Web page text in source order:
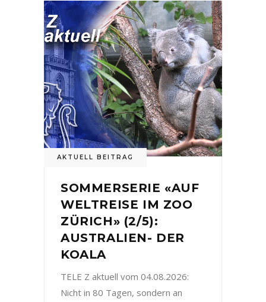
AKTUELL BEITRAG
SOMMERSERIE «AUF
WELTREISE IM ZOO
ZÜRICH» (2/5):
AUSTRALIEN- DER
KOALA
TELE Z aktuell vom 04.08.2026:
Nicht in 80 Tagen, sondern an